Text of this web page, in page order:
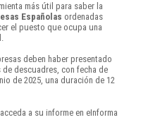
más útil para saber la
Españolas ordenadas
el puesto que ocupa una
deben haber presentado
descuadres, con fecha de
de 2025, una duración de 12
a su informe en eInforma